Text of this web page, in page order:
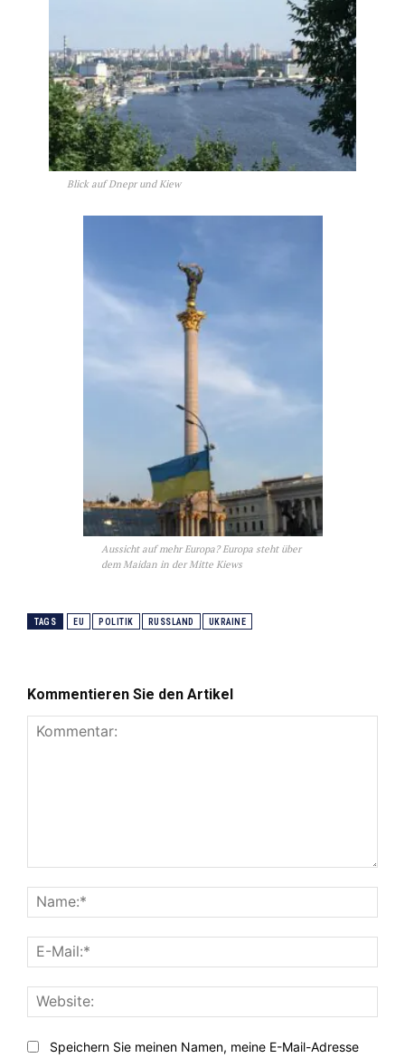
Blick auf Dnepr und Kiew
Aussicht auf mehr Europa? Europa steht über
dem Maidan in der Mitte Kiews
TAGS EU POLITIK RUSSLAND UKRAINE
Kommentieren Sie den Artikel
Speichern Sie meinen Namen, meine E-Mail-Adresse